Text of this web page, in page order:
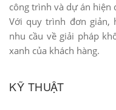
công trình và dự án hiện
Với quy trình đơn giản,
nhu cầu về giải pháp
xanh của khách hàng.
KỸ THUẬT